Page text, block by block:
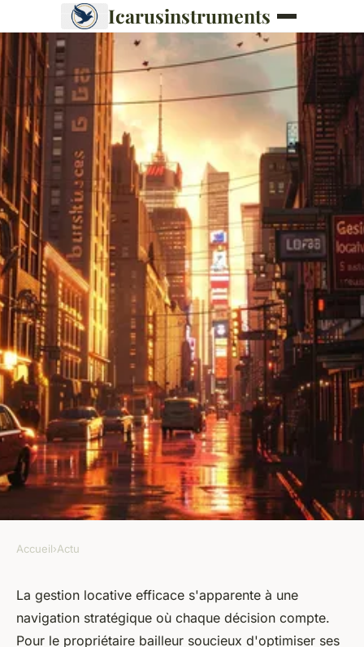
Icarusinstruments
Gestion locative : 5 astuces
pour réussir
Accueil›Actu
La gestion locative efficace s'apparente à une
navigation stratégique où chaque décision compte.
Pour le propriétaire bailleur soucieux d'optimiser ses